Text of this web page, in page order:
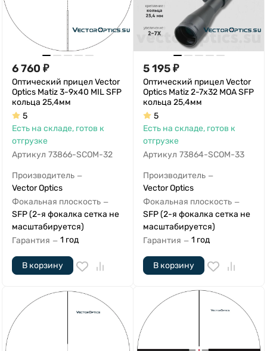
6 760 ₽
Оптический прицел Vector
Optics Matiz 3-9x40 MIL SFP
кольца 25,4мм
5
Есть на складе, готов к
отгрузке
Артикул 73866-SCOM-32
Производитель —
Vector Optics
Фокальная плоскость —
SFP (2-я фокалка сетка не
масштабируется)
Гарантия — 1 год
В корзину
5 195₽
Оптический прицел Vector
Optics Matiz 2-7x32 MOA SFP
кольца 25,4мм
5
Есть на складе, готов к
отгрузке
Артикул 73864-SCOM-33
Производитель —
Vector Optics
Фокальная плоскость —
SFP (2-я фокалка сетка не
масштабируется)
Гарантия — 1 год
В корзину